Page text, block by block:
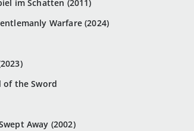
im Schatten (2011)
Warfare (2024)
of the Sword
Away (2002)